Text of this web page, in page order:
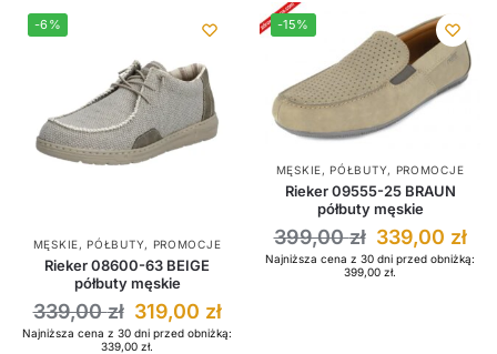
-6%
MĘSKIE,PÓŁBUTY, PROMOCJE
Rieker 08600-63 BEIGE
półbuty męskie
339,00zł 319,00 zł
Najniższa cena z 30 dni przed obniżką:
339,00 zł.
-15%
MĘSKIE,PÓŁBUTY, PROMOCJE
Rieker 09555-25 BRAUN
półbuty męskie
399,00zł 339,00 zł
Najniższa cena z 30 dni przed obniżką:
399,00 zł.